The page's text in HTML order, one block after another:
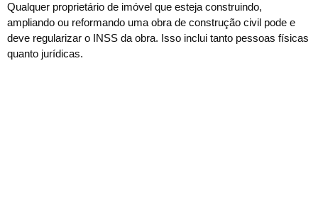
Qualquer proprietário de imóvel que esteja construindo,
ampliando ou reformando uma obra de construção civil pode e
deve regularizar o INSS da obra. Isso inclui tanto pessoas físicas
quanto jurídicas.